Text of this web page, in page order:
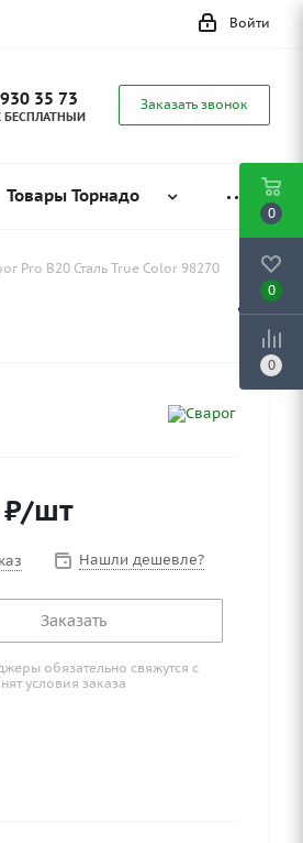
Войти
35 73
БЕСПЛАТНЫЙ
Заказать звонок
Товары Торнадо
Pro B20 Сталь True Color 98270
₽/шт
Нашли дешевле?
Заказать
обязательно свяжутся с
условия заказа
0
0
0